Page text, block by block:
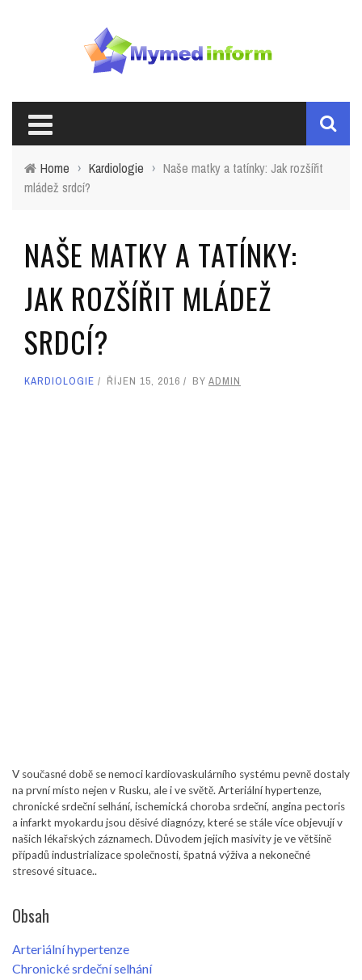
Home › Kardiologie › Naše matky a tatínky: Jak rozšířit
mládež srdcí?
NAŠE MATKY A TATÍNKY:
JAK ROZŠÍŘIT MLÁDEŽ
SRDCÍ?
KARDIOLOGIE ŘÍJEN 15, 2016 BY ADMIN
V současné době se nemoci kardiovaskulárního systému pevně dostaly
na první místo nejen v Rusku, ale i ve světě. Arteriální hypertenze,
chronické srdeční selhání, ischemická choroba srdeční, angina pectoris
a infarkt myokardu jsou děsivé diagnózy, které se stále více objevují v
našich lékařských záznamech. Důvodem jejich masivity je ve většině
případů industrializace společnosti, špatná výživa a nekonečné
stresové situace..
Obsah
Arteriální hypertenze
Chronické srdeční selhání